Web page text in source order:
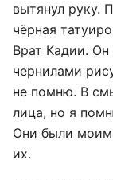
вытянул руку.
чёрная
Врат Кадии. Он
чернилами
не помню. В
лица, но я
Они были
их.